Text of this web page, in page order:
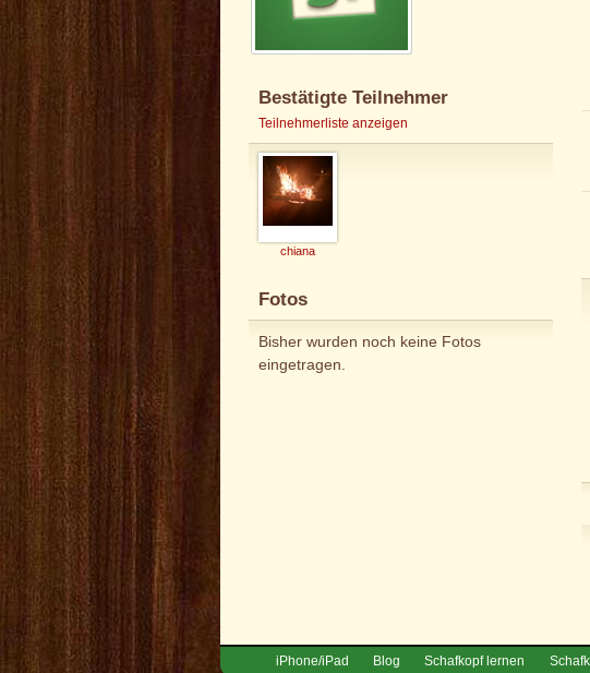
Bestätigte Teilnehmer
Teilnehmerliste anzeigen
chiana
Fotos
Bisher wurden noch keine Fotos
eingetragen.
iPhone/iPad Blog Schafkopf lernen